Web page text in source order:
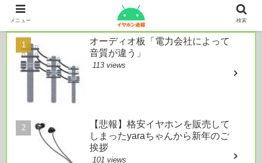
本日のおすすめ
オーディオ板「電力会社によって
音質が違う」
113 views
【悲報】格安イヤホンを販売して
しまったyaraちゃんから新年のご
挨拶
101 views
メニュー 検索